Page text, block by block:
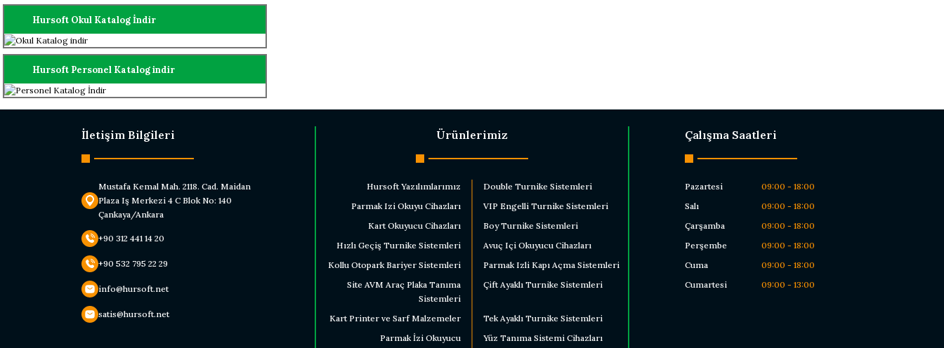
Hursoft Okul Katalog İndir
Hursoft Personel Katalog indir
İletişim Bilgileri
Mustafa Kemal Mah. 2118. Cad. Maidan
Plaza Iş Merkezi 4 C Blok No: 140
Çankaya/Ankara
+90 312 441 14 20
+90 532 795 22 29
info@hursoft.net
satis@hursoft.net
Ürünlerimiz
Hursoft Yazılımlarımız
Double Turnike Sistemleri
Parmak Izi Okuyu Cihazları
VIP Engelli Turnike Sistemleri
Kart Okuyucu Cihazları
Boy Turnike Sistemleri
Hızlı Geçiş Turnike Sistemleri
Avuç Içi Okuyucu Cihazları
Kollu Otopark Bariyer Sistemleri
Parmak Izli Kapı Açma Sistemleri
Site AVM Araç Plaka Tanıma
Sistemleri
Çift Ayaklı Turnike Sistemleri
Kart Printer ve Sarf Malzemeler
Tek Ayaklı Turnike Sistemleri
Parmak İzi Okuyucu
Yüz Tanıma Sistemi Cihazları
Çalışma Saatleri
Pazartesi
09:00 - 18:00
Salı
09:00 - 18:00
Çarşamba
09:00 - 18:00
Perşembe
09:00 - 18:00
Cuma
09:00 - 18:00
Cumartesi
09:00 - 13:00